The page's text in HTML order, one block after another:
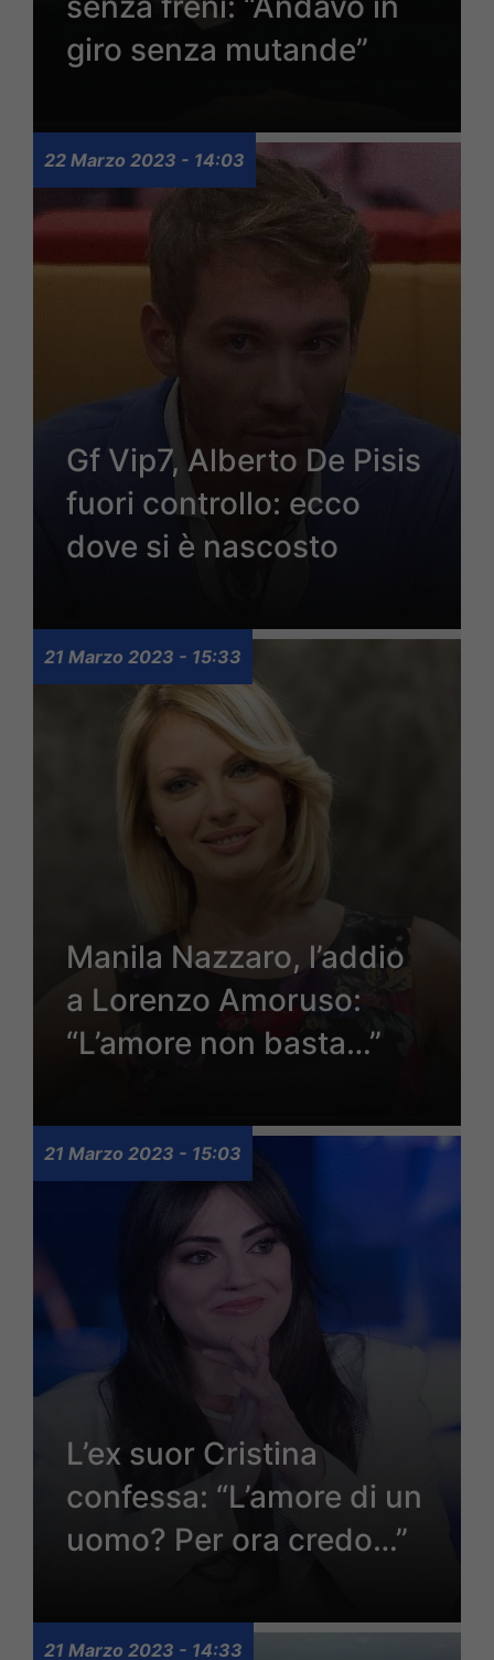
giro senza mutande”
22 Marzo 2023 - 14:03
Gf Vip7, Alberto De Pisis
fuori controllo: ecco
dove si è nascosto
21 Marzo 2023 - 15:33
Manila Nazzaro, l’addio
a Lorenzo Amoruso:
“L’amore non basta…”
21 Marzo 2023 - 15:03
L’ex suor Cristina
confessa: “L’amore di un
uomo? Per ora credo…”
21 Marzo 2023 - 14:33